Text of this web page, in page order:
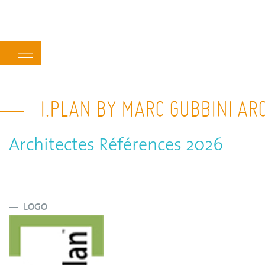
navigation
I.PLAN BY MARC GUBBINI
Architectes Références 2026
LOGO